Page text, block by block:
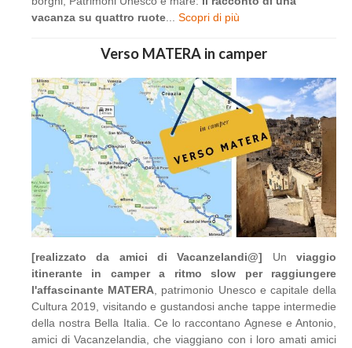
vacanza su quattro ruote
Scopri di più
Verso MATERA in camper
[realizzato da amici di Vacanzelandi@] Un viaggio
itinerante in camper a ritmo slow per raggiungere
l'affascinante MATERA , patrimonio Unesco e capitale della
Cultura 2019, visitando e gustandosi anche tappe intermedie
della nostra Bella Italia. Ce lo raccontano Agnese e Antonio,
amici di Vacanzelandia, che viaggiano con i loro amati amici